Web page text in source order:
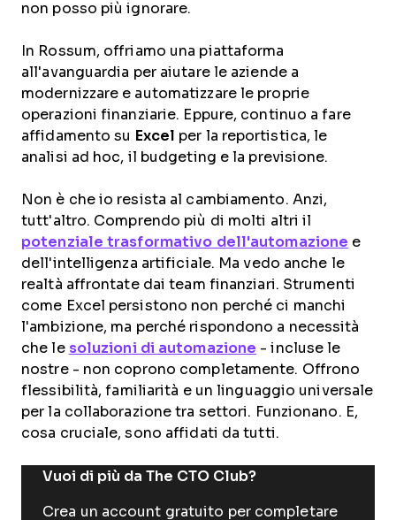
non posso più ignorare.
In Rossum, offriamo una piattaforma
all'avanguardia per aiutare le aziende a
modernizzare e automatizzare le proprie
operazioni finanziarie. Eppure, continuo a fare
affidamento su Excel per la reportistica, le
analisi ad hoc, il budgeting e la previsione.
Non è che io resista al cambiamento. Anzi,
tutt'altro. Comprendo più di molti altri il
potenziale trasformativo dell'automazione e
dell'intelligenza artificiale. Ma vedo anche le
realtà affrontate dai team finanziari. Strumenti
come Excel persistono non perché ci manchi
l'ambizione, ma perché rispondono a necessità
che le soluzioni di automazione - incluse le
nostre - non coprono completamente. Offrono
flessibilità, familiarità e un linguaggio universale
per la collaborazione tra settori. Funzionano. E,
cosa cruciale, sono affidati da tutti.
Vuoi di più da The CTO Club?
Crea un account gratuito per completare